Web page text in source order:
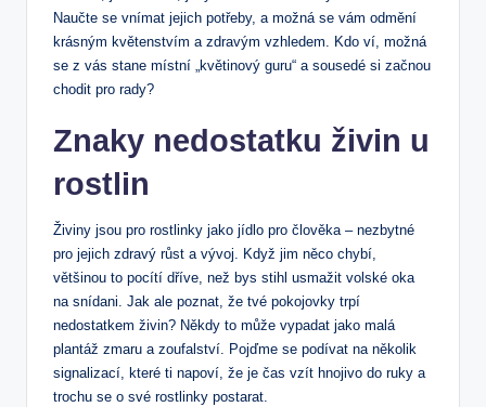
Naučte se vnímat jejich potřeby, a možná se vám odmění
krásným květenstvím a zdravým vzhledem. Kdo ví, možná
se z vás stane místní „květinový guru“ a sousedé si začnou
chodit pro rady?
Znaky nedostatku živin u
rostlin
Živiny jsou pro rostlinky jako jídlo pro člověka – nezbytné
pro jejich zdravý růst a vývoj. Když jim něco chybí,
většinou to pocítí dříve, než bys stihl usmažit volské oka
na snídani. Jak ale poznat, že tvé pokojovky trpí
nedostatkem živin? Někdy to může vypadat jako malá
plantáž zmaru a zoufalství. Pojďme se podívat na několik
signalizací, které ti napoví, že je čas vzít hnojivo do ruky a
trochu se o své rostlinky postarat.